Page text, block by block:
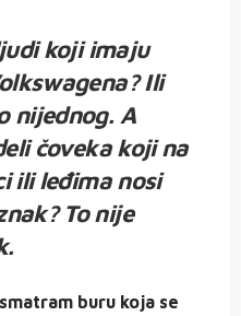
koji imaju
Ili
nijednog. A
čoveka koji na
ili leđima nosi
To nije
buru koja se